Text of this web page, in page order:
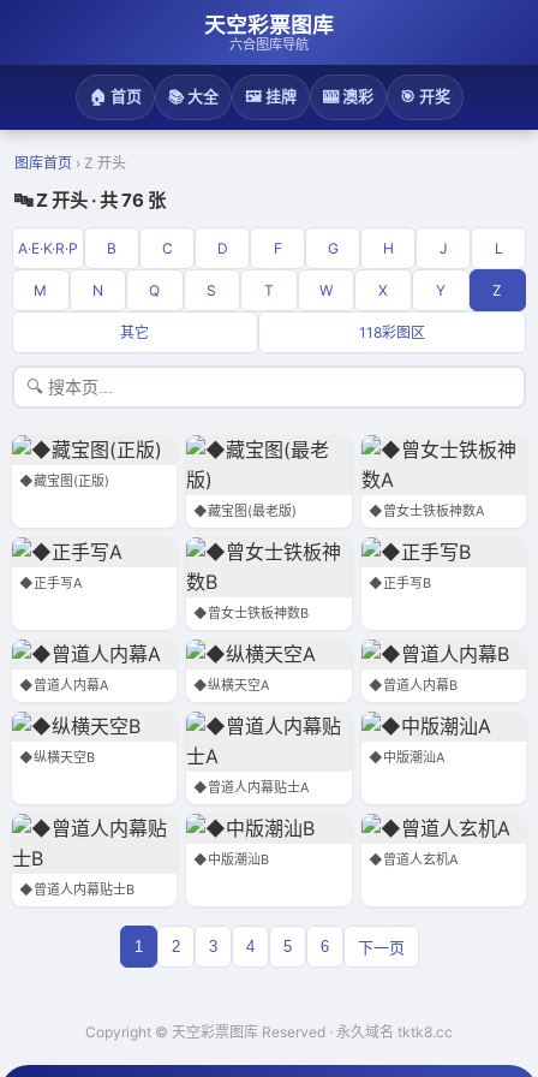
天空彩票图库
六合图库导航
🏠 首页 📚 大全 🖼 ️挂牌 🎰 澳彩 🎯 开奖
图库首页 › Z 开头
🔤 Z 开头 · 共 76 张
A·E·K·R·P B C D F G H J L
M N Q S T W X Y Z
其它 118彩图区
◆藏宝图(正版)
◆藏宝图(最老版)
◆曾女士铁板神数A
◆正手写A
◆曾女士铁板神数B
◆正手写B
◆曾道人内幕A ◆纵横天空A ◆曾道人内幕B
◆纵横天空B
◆曾道人内幕贴士A
◆中版潮汕A
◆曾道人内幕贴士B
◆中版潮汕B ◆曾道人玄机A
1 2 3 4 5 6 下一页
Copyright © 天空彩票图库 Reserved · 永久域名 tktk8.cc